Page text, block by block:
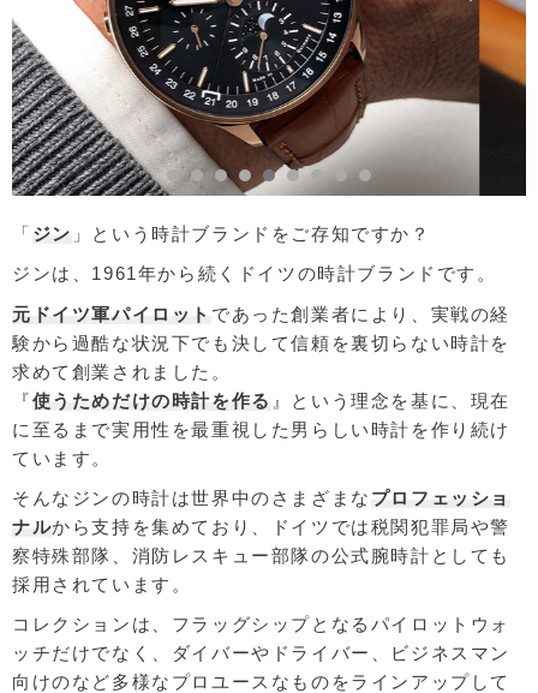
「 ジン 」という時計ブランドをご存知ですか？
ジンは、1961年から続くドイツの時計ブランドです。
元ドイツ軍パイロット であった創業者により、実戦の経
験から過酷な状況下でも決して信頼を裏切らない時計を
求めて創業されました。
『使うためだけの時計を作る 』という理念を基に、現在
に至るまで実用性を最重視した男らしい時計を作り続け
ています。
そんなジンの時計は世界中のさまざまな プロフェッショ
ナルから支持を集めており、ドイツでは税関犯罪局や警
察特殊部隊、消防レスキュー部隊の公式腕時計としても
採用されています。
コレクションは、フラッグシップとなるパイロットウォ
ッチだけでなく、ダイバーやドライバー、ビジネスマン
向けのなど多様なプロユースなものをラインアップして